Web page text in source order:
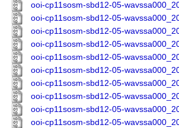
ooi-cp11sosm-sbd12-05-
ooi-cp11sosm-sbd12-05-
ooi-cp11sosm-sbd12-05-
ooi-cp11sosm-sbd12-05-
ooi-cp11sosm-sbd12-05-
ooi-cp11sosm-sbd12-05-
ooi-cp11sosm-sbd12-05-
ooi-cp11sosm-sbd12-05-
ooi-cp11sosm-sbd12-05-
ooi-cp11sosm-sbd12-05-